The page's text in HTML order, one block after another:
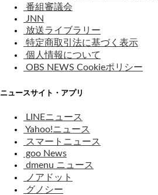
番組審議会
JNN
放送ライブラリー
特定商取引法に基づく表示
個人情報について
OBS NEWS Cookieポリシー
ニュースサイト・アプリ
LINEニュース
Yahoo!ニュース
スマートニュース
goo News
dmenu ニュース
ノアドット
グノシー